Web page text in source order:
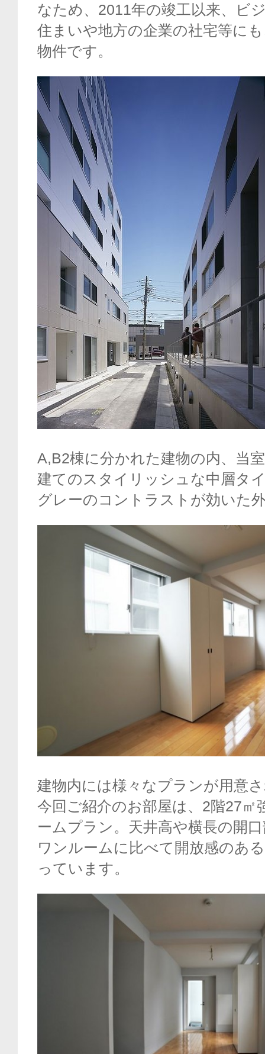
なため、2011年の竣工以来、ビ
住まいや地方の企業の社宅等に
物件です。
A,B2棟に分かれた建物の内、当
建てのスタイリッシュな中層タ
グレーのコントラストが効いた
建物内には様々なプランが用意
今回ご紹介のお部屋は、2階27㎡
ームプラン。天井高や横長の開
ワンルームに比べて開放感のあ
っています。